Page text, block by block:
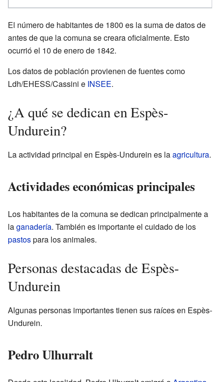
El número de habitantes de 1800 es la suma de datos de
antes de que la comuna se creara oficialmente. Esto
ocurrió el 10 de enero de 1842.
Los datos de población provienen de fuentes como
Ldh/EHESS/Cassini e INSEE.
¿A qué se dedican en Espès-
Undurein?
La actividad principal en Espès-Undurein es laagricultura.
Actividades económicas principales
Los habitantes de la comuna se dedican principalmente a
laganadería. También es importante el cuidado de los
pastospara los animales.
Personas destacadas de Espès-
Undurein
Algunas personas importantes tienen sus raíces en Espès-
Undurein.
Pedro Ulhurralt